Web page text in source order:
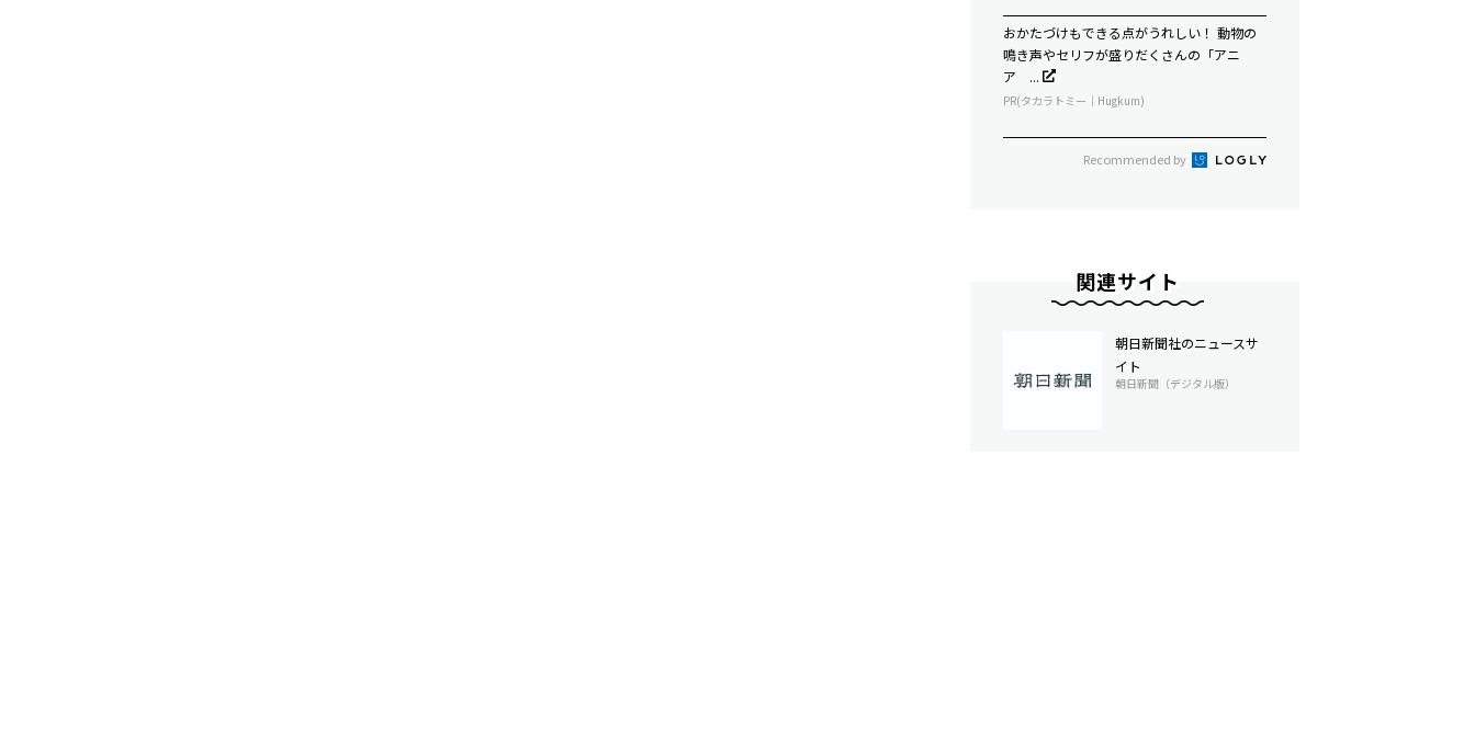
おかたづけもできる点がうれしい！ 動物の
鳴き声やセリフが盛りだくさんの「アニ
ア ...
PR(タカラトミー｜Hugkum)
Recommended by
関連サイト
朝日新聞社のニュースサ
イト
朝日新聞（デジタル版）